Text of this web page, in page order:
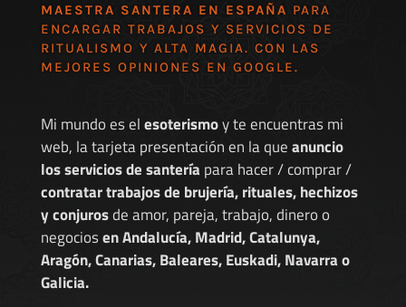
MAESTRA SANTERA EN ESPAÑA PARA
ENCARGAR TRABAJOS Y SERVICIOS DE
RITUALISMO Y ALTA MAGIA. CON LAS
MEJORES OPINIONES EN GOOGLE.
Mi mundo es elesoterismoy te encuentras mi
web, la tarjeta presentación en la queanuncio
los servicios de santería para hacer / comprar /
contratar trabajos de brujería, rituales, hechizos
y conjurosde amor, pareja, trabajo, dinero o
negociosen Andalucía, Madrid, Catalunya,
Aragón, Canarias, Baleares, Euskadi, Navarra o
Galicia.